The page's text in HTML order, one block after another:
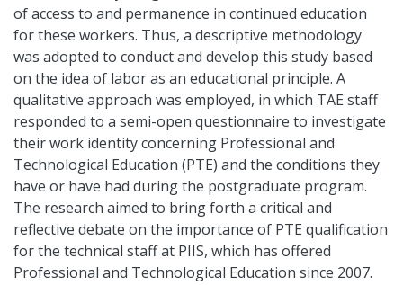
of access to and permanence in continued education
for these workers. Thus, a descriptive methodology
was adopted to conduct and develop this study based
on the idea of labor as an educational principle. A
qualitative approach was employed, in which TAE staff
responded to a semi-open questionnaire to investigate
their work identity concerning Professional and
Technological Education (PTE) and the conditions they
have or have had during the postgraduate program.
The research aimed to bring forth a critical and
reflective debate on the importance of PTE qualification
for the technical staff at PIIS, which has offered
Professional and Technological Education since 2007.